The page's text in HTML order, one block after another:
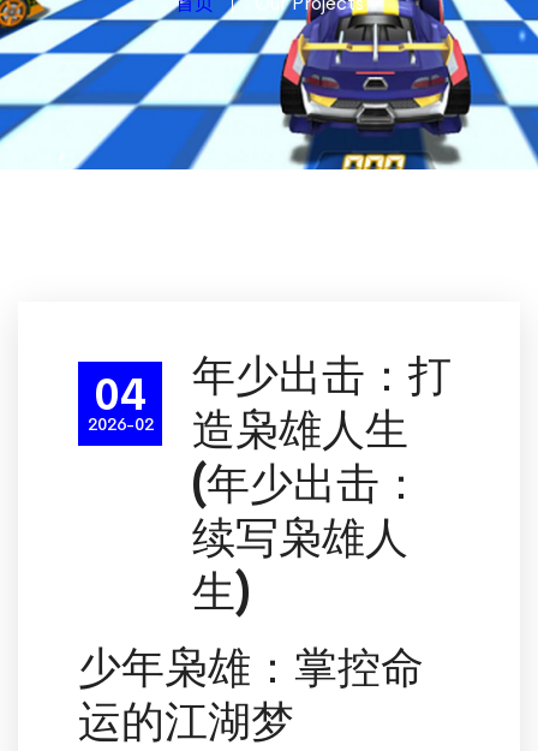
04
2026-02
年少出击：打
造枭雄人生
(年少出击：
续写枭雄人
生)
少年枭雄：掌控命
运的江湖梦